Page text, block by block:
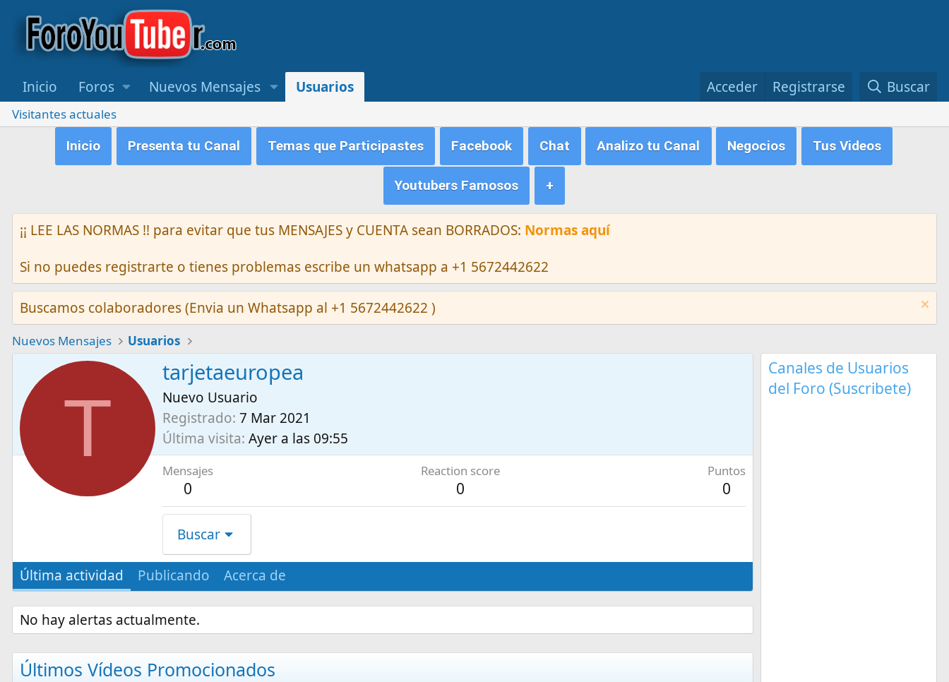
Inicio Foros Nuevos Mensajes Usuarios Acceder Registrarse Buscar
Visitantes actuales
Inicio
Presenta tu Canal Temas que Participastes Facebook Chat Analizo tu Canal Negocios Tus Videos
Youtubers Famosos +
¡¡ LEE LAS NORMAS !! para evitar que tus MENSAJES y CUENTA sean BORRADOS: Normas aquí
Si no puedes registrarte o tienes problemas escribe un whatsapp a +1 5672442622
Buscamos colaboradores (Envia un Whatsapp al +1 5672442622 )
Nuevos Mensajes Usuarios
T
tarjetaeuropea
Nuevo Usuario
Registrado 7 Mar 2021
Última visita Ayer a las 09:55
Mensajes
0
Reaction score
0
Puntos
0
Buscar
Última actividad Publicando Acerca de
No hay alertas actualmente.
Últimos Vídeos Promocionados
Canales de Usuarios
del Foro (Suscribete)